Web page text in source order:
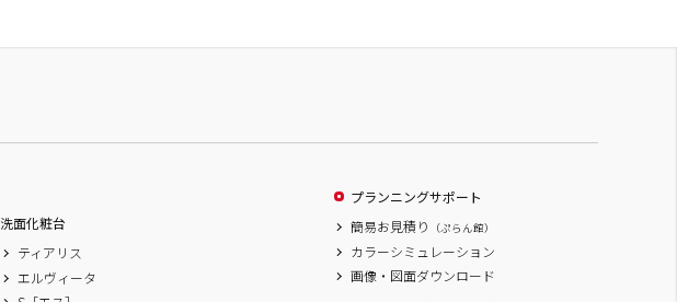
洗面化粧台
ティアリス
エルヴィータ
プランニングサポート
簡易お見積り
（ぷらん館）
カラーシミュレーション
画像・図面ダウンロード